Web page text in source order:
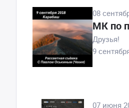
08
МК по
Друзья!
9
07 июня